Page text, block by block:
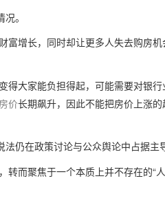
。
富增长，同时却让更多人失去购房
得大家能负担得起，可能需要对银
房价长期飙升，因此不能把房价上涨
仍在政策讨论与公众舆论中占据主
而聚焦于一个本质上并不存在的“